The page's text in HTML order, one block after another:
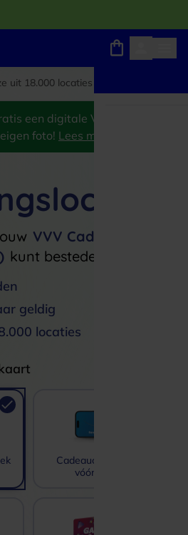
van het jaar 2026
uit 18.000 locaties
webshops en uitjes
een digitale VVV
foto! Lees meer
VVV Cadeaukaart
kunt besteden
geldig
locaties
Cadeaucode gekocht
vóór 23-4-25